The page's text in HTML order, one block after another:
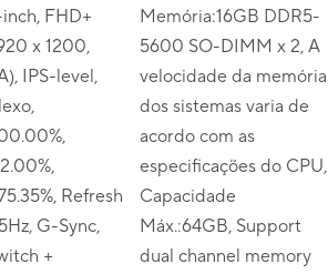
FHD+
x 1200,
IPS-level,
Refresh
G-Sync,
+
Memória:16GB DDR5-
5600 SO-DIMM x 2, A
velocidade da memória
dos sistemas varia de
acordo com as
especificações do CPU,
Capacidade
Máx.:64GB, Support
dual channel memory